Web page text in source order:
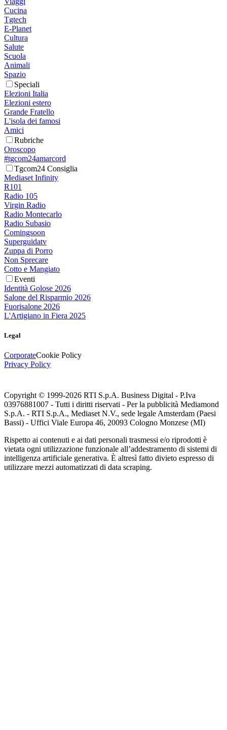
Cucina
Tgtech
E-Planet
Cultura
Salute
Scuola
Animali
Spazio
Speciali
Elezioni Italia
Elezioni estero
Grande Fratello
L'isola dei famosi
Amici
Rubriche
Oroscopo
#tgcom24amarcord
Tgcom24 Consiglia
Mediaset Infinity
R101
Radio 105
Virgin Radio
Radio Montecarlo
Radio Subasio
Comingsoon
Superguidatv
Zuppa di Porro
Non Sprecare
Cotto e Mangiato
Eventi
Identità Golose 2026
Salone del Risparmio 2026
Fuorisalone 2026
L'Artigiano in Fiera 2025
Legal
CorporateCookie Policy
Privacy Policy
Copyright © 1999-2026 RTI S.p.A. Business Digital - P.Iva
03976881007 - Tutti i diritti riservati - Per la pubblicità Mediamond
S.p.A. - RTI S.p.A., Mediaset N.V., sede legale Amsterdam (Paesi
Bassi) - Uffici Viale Europa 46, 20093 Cologno Monzese (MI)
Rispetto ai contenuti e ai dati personali trasmessi e/o riprodotti è
vietata ogni utilizzazione funzionale all’addestramento di sistemi di
intelligenza artificiale generativa. È altresì fatto divieto espresso di
utilizzare mezzi automatizzati di data scraping.